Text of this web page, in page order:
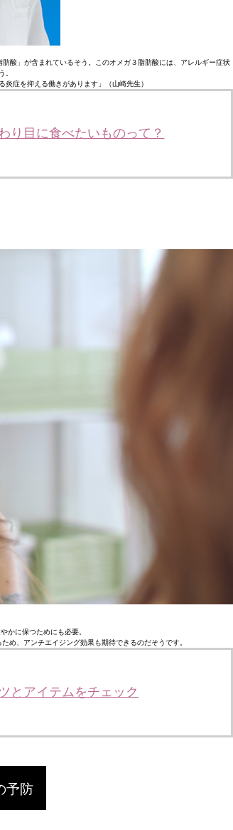
酸」が含まれているそう。このオメガ３脂肪酸には、アレルギー症状
。
炎症を抑える働きがあります」（山崎先生）
り目に食べたいものって？
かに保つためにも必要。
め、アンチエイジング効果も期待できるのだそうです。
とアイテムをチェック
予防